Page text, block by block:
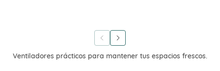
Ventiladores prácticos para mantener tus espacios frescos.